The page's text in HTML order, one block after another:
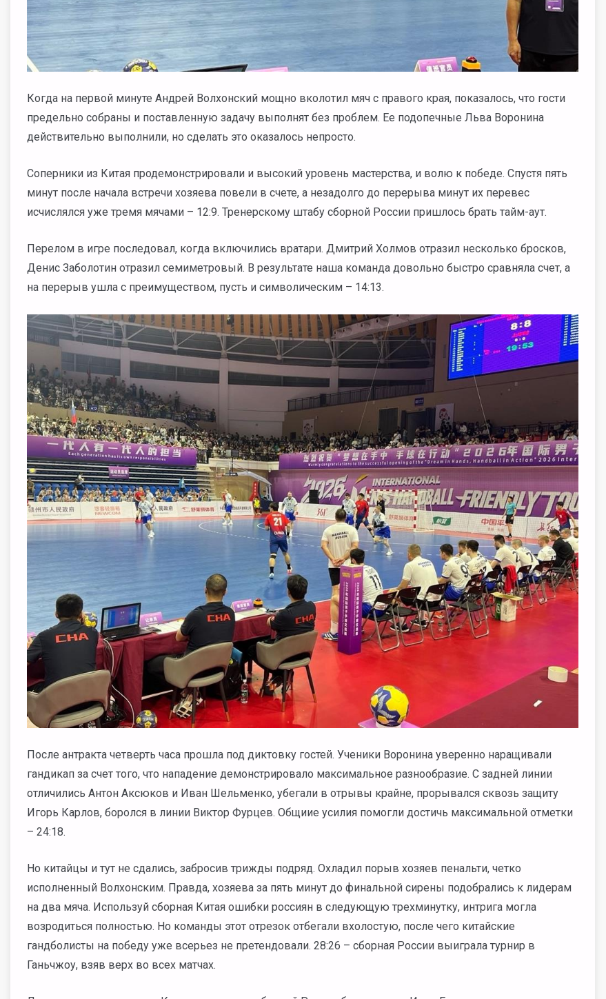
Когда на первой минуте Андрей Волхонский мощно вколотил мяч с правого края, показалось, что гости
предельно собраны и поставленную задачу выполнят без проблем. Ее подопечные Льва Воронина
действительно выполнили, но сделать это оказалось непросто.
Соперники из Китая продемонстрировали и высокий уровень мастерства, и волю к победе. Спустя пять
минут после начала встречи хозяева повели в счете, а незадолго до перерыва минут их перевес
исчислялся уже тремя мячами – 12:9. Тренерскому штабу сборной России пришлось брать тайм-аут.
Перелом в игре последовал, когда включились вратари. Дмитрий Холмов отразил несколько бросков,
Денис Заболотин отразил семиметровый. В результате наша команда довольно быстро сравняла счет, а
на перерыв ушла с преимуществом, пусть и символическим – 14:13.
После антракта четверть часа прошла под диктовку гостей. Ученики Воронина уверенно наращивали
гандикап за счет того, что нападение демонстрировало максимальное разнообразие. С задней линии
отличились Антон Аксюков и Иван Шельменко, убегали в отрывы крайне, прорывался сквозь защиту
Игорь Карлов, боролся в линии Виктор Фурцев. Общиие усилия помогли достичь максимальной отметки
– 24:18.
Но китайцы и тут не сдались, забросив трижды подряд. Охладил порыв хозяев пенальти, четко
исполненный Волхонским. Правда, хозяева за пять минут до финальной сирены подобрались к лидерам
на два мяча. Используй сборная Китая ошибки россиян в следующую трехминутку, интрига могла
возродиться полностью. Но команды этот отрезок отбегали вхолостую, после чего китайские
гандболисты на победу уже всерьез не претендовали. 28:26 – сборная России выиграла турнир в
Ганьчжоу, взяв верх во всех матчах.